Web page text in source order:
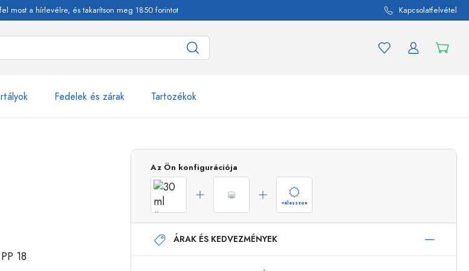
most a hírlevélre, és takarítson meg 1850 forintot Kapcsolatfelvétel
Fedelek és zárak Tartozékok
Airless adagolók
Roll-on palackok
A befőttes üvegekhez
Vásároljon most
Vásároljon most
Az Ön konfigurációja
válasszon
ÁRAK ÉS KEDVEZMÉNYEK